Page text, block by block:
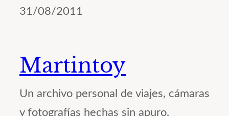
31/08/2011
Martintoy
Un archivo personal de viajes, cámaras
y fotografías hechas sin apuro.